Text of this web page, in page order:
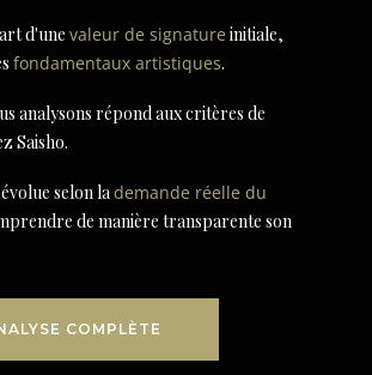
d'unevaleur de signature initiale,
fondamentaux artistiques.
analysons répond aux critères de
Saisho.
selon lademande réelle du
de manière transparente son
COMPLÈTE